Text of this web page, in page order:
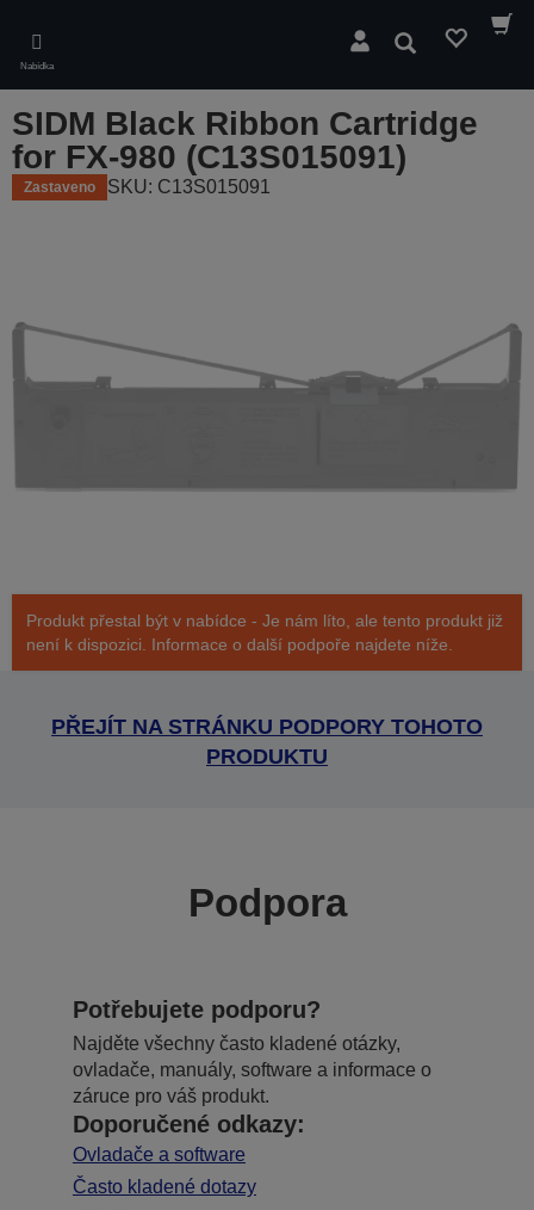
main
content
Nabídka
Hledat
SIDM Black Ribbon Cartridge
for FX-980 (C13S015091)
Zastaveno SKU: C13S015091
Produkt přestal být v nabídce - Je nám líto, ale tento produkt již
není k dispozici. Informace o další podpoře najdete níže.
PŘEJÍT NA STRÁNKU PODPORY TOHOTO
PRODUKTU
Podpora
Potřebujete podporu?
Najděte všechny často kladené otázky,
ovladače, manuály, software a informace o
záruce pro váš produkt.
Doporučené odkazy:
Ovladače a software
Často kladené dotazy